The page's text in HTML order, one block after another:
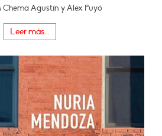
Chema Agustín y Alex Puyó
Leer más...